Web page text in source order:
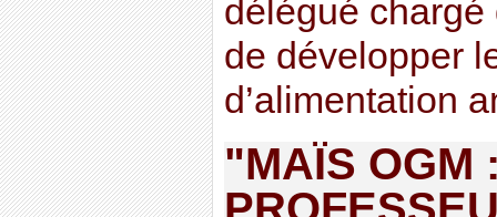
délégué chargé
de développer
d’alimentation
"MAÏS OGM